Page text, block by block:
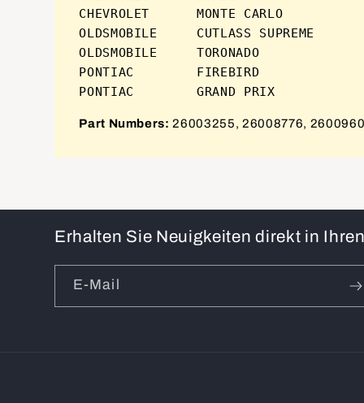
CHEVROLET      MONTE CARLO
OLDSMOBILE     CUTLASS SUPREME
OLDSMOBILE     TORONADO
PONTIAC        FIREBIRD
Part Numbers: 26003255, 26008776,
Erhalten Sie Neuigkeiten direkt in
E-Mail